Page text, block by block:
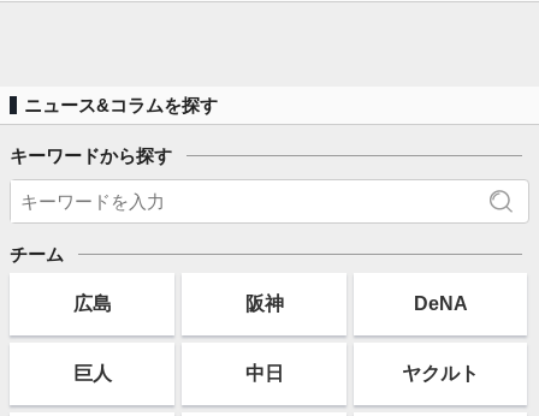
ニュース&コラムを探す
キーワードから探す
チーム
広島 阪神 DeNA
巨人 中日 ヤクルト